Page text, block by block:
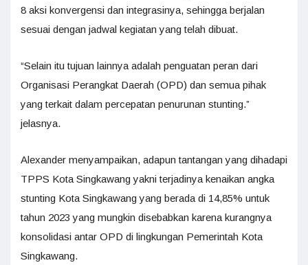
8 aksi konvergensi dan integrasinya, sehingga berjalan
sesuai dengan jadwal kegiatan yang telah dibuat.
“Selain itu tujuan lainnya adalah penguatan peran dari
Organisasi Perangkat Daerah (OPD) dan semua pihak
yang terkait dalam percepatan penurunan stunting.”
jelasnya.
Alexander menyampaikan, adapun tantangan yang dihadapi
TPPS Kota Singkawang yakni terjadinya kenaikan angka
stunting Kota Singkawang yang berada di 14,85% untuk
tahun 2023 yang mungkin disebabkan karena kurangnya
konsolidasi antar OPD di lingkungan Pemerintah Kota
Singkawang.